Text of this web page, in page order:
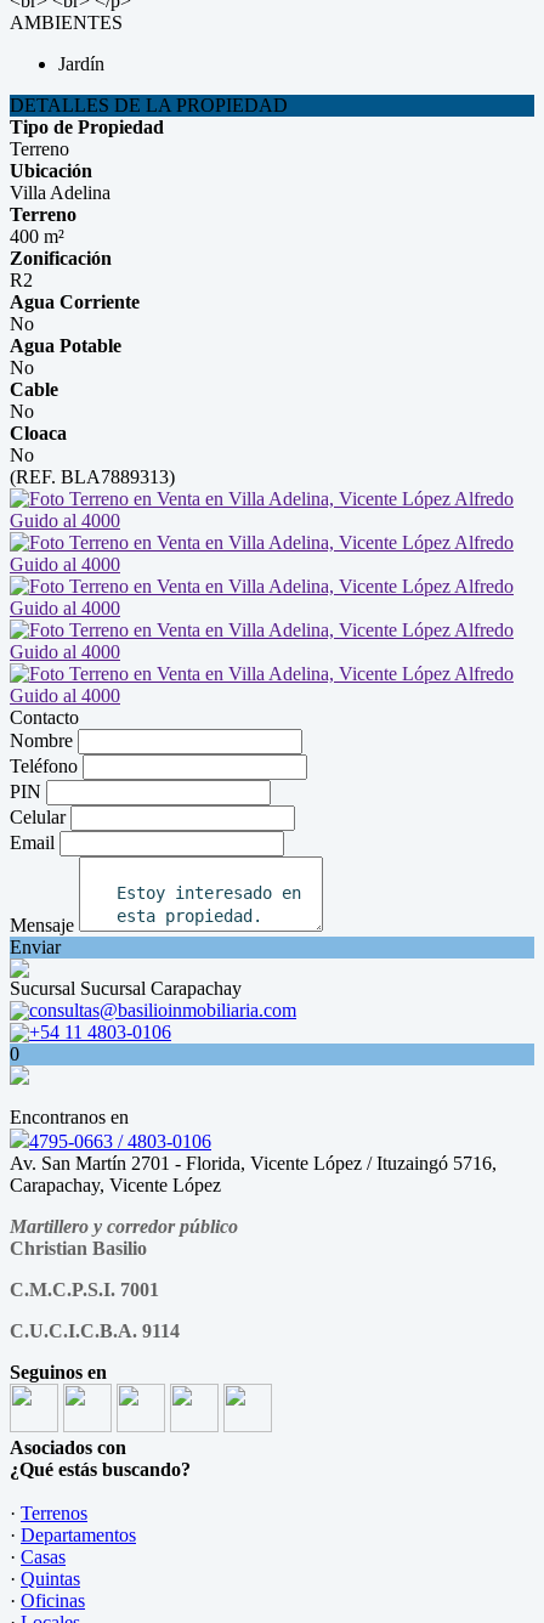
AMBIENTES
Jardín
DETALLES DE LA PROPIEDAD
Tipo de Propiedad
Terreno
Ubicación
Villa Adelina
Terreno
400 m²
Zonificación
R2
Agua Corriente
No
Agua Potable
No
Cable
No
Cloaca
No
(REF. BLA7889313)
Contacto
Nombre
Teléfono
PIN
Celular
Email
Mensaje
Enviar
Sucursal Sucursal Carapachay
consultas@basilioinmobiliaria.com
+54 11 4803-0106
0
Encontranos en
4795-0663 / 4803-0106
Av. San Martín 2701 - Florida, Vicente López / Ituzaingó 5716,
Carapachay, Vicente López
Martillero y corredor público
Christian Basilio
C.M.C.P.S.I. 7001
C.U.C.I.C.B.A. 9114
Seguinos en
Asociados con
¿Qué estás buscando?
· Terrenos
· Departamentos
· Casas
· Quintas
· Oficinas